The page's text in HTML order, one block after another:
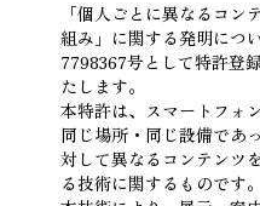
「個人ごとに異なるコ
組み」に関する発明につ
7798367号として特許登
たします。
本特許は、スマートフォ
同じ場所・同じ設備であ
対して異なるコンテンツ
る技術に関するものです。